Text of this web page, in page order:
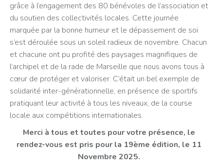
grâce à l’engagement des 80 bénévoles de l’association et
du soutien des collectivités locales. Cette journée
marquée par la bonne humeur et le dépassement de soi
s’est déroulée sous un soleil radieux de novembre. Chacun
et chacune ont pu profité des paysages magnifiques de
l’archipel et de la rade de Marseille que nous avons tous à
cœur de protéger et valoriser. C’était un bel exemple de
solidarité inter-générationnelle, en présence de sportifs
pratiquant leur activité à tous les niveaux, de la course
locale aux compétitions internationales.
Merci à tous et toutes pour votre présence, le
rendez-vous est pris pour la 19ème édition, le 11
Novembre 2025.